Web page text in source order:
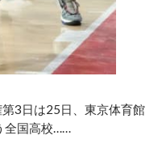
3日は25日、東京体育館
全国高校……